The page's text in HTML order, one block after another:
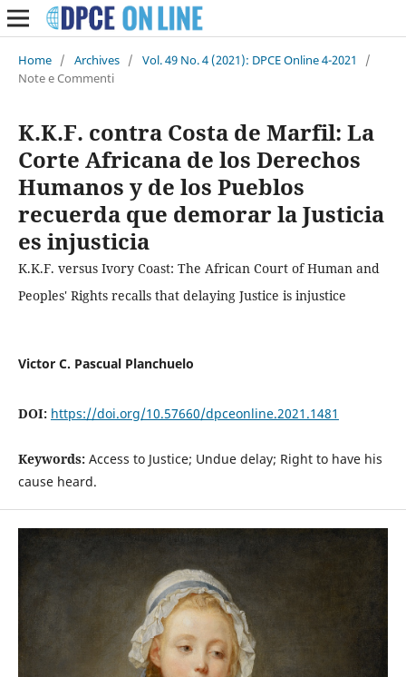
Home / Archives / Vol. 49 No. 4 (2021): DPCE Online 4-2021
/
Note e Commenti
K.K.F. contra Costa de Marfil: La
Corte Africana de los Derechos
Humanos y de los Pueblos
recuerda que demorar la Justicia
es injusticia
K.K.F. versus Ivory Coast: The African Court of Human and
Peoples' Rights recalls that delaying Justice is injustice
Victor C. Pascual Planchuelo
DOI: https://doi.org/10.57660/dpceonline.2021.1481
Keywords: Access to Justice; Undue delay; Right to have his
cause heard.